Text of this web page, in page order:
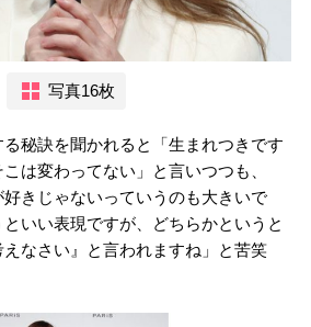
写真16枚
秘訣を聞かれると「生まれつきです
は変わってない」と言いつつも、
好きじゃないっていうのも大きいで
いい表現ですが、どちらかというと
なさい』と言われますね」と苦笑